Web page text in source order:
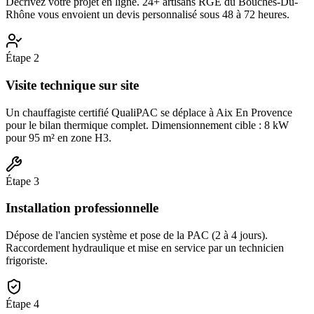
Rhône vous envoient un devis personnalisé sous 48 à 72 heures.
Étape 2
Visite technique sur site
Un chauffagiste certifié QualiPAC se déplace à Aix En Provence
pour le bilan thermique complet. Dimensionnement cible : 8 kW
pour 95 m² en zone H3.
Étape 3
Installation professionnelle
Dépose de l'ancien système et pose de la PAC (2 à 4 jours).
Raccordement hydraulique et mise en service par un technicien
frigoriste.
Étape 4